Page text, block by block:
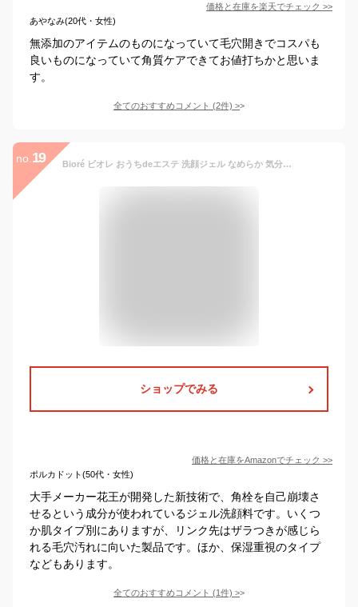
価格と在庫を楽天でチェック >>
あやなみ(20代・女性)
無添加のアイテムのものになっていて毛穴開きでコスパも
良いものになっていて角質ケアできてお値打ちかと思いま
す。
全てのおすすめコメント (2件) >
no. 19 Bioré ビオレ おうちdeエステ 洗顔ジェル なめらか 気分すっきりリラックスアロマの香り 240グラム (x 1) 【Amazon.co.jp限定】
ショップでみる
価格と在庫をAmazonでチェック >>
ポルカドット(50代・女性)
大手メーカー花王が開発した新技術で、角栓を自己崩壊さ
せるという成分が使われているジェル洗顔料です。いくつ
か肌タイプ別にありますが、リンク先はザラつきが感じら
れる毛穴汚れに向いた製品です。ほか、保湿重視のタイプ
などもあります。
全てのおすすめコメント (1件) >